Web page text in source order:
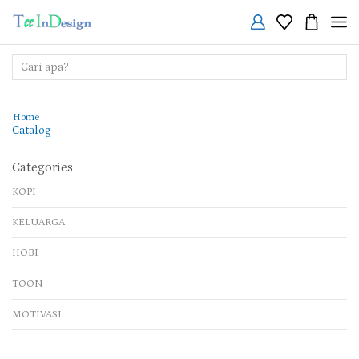
Home
Catalog
Categories
KOPI
KELUARGA
HOBI
TOON
MOTIVASI